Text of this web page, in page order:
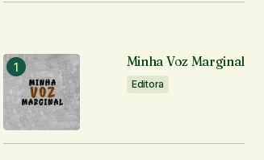
Minha Voz Marginal
Editora